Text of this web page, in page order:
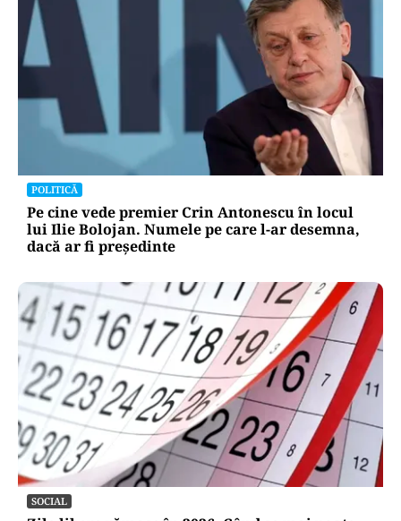
Dileme de curte: la câți metri de gardul
vecinului poți planta pomi
POLITICĂ
Pe cine vede premier Crin Antonescu în locul
lui Ilie Bolojan. Numele pe care l-ar desemna,
dacă ar fi președinte